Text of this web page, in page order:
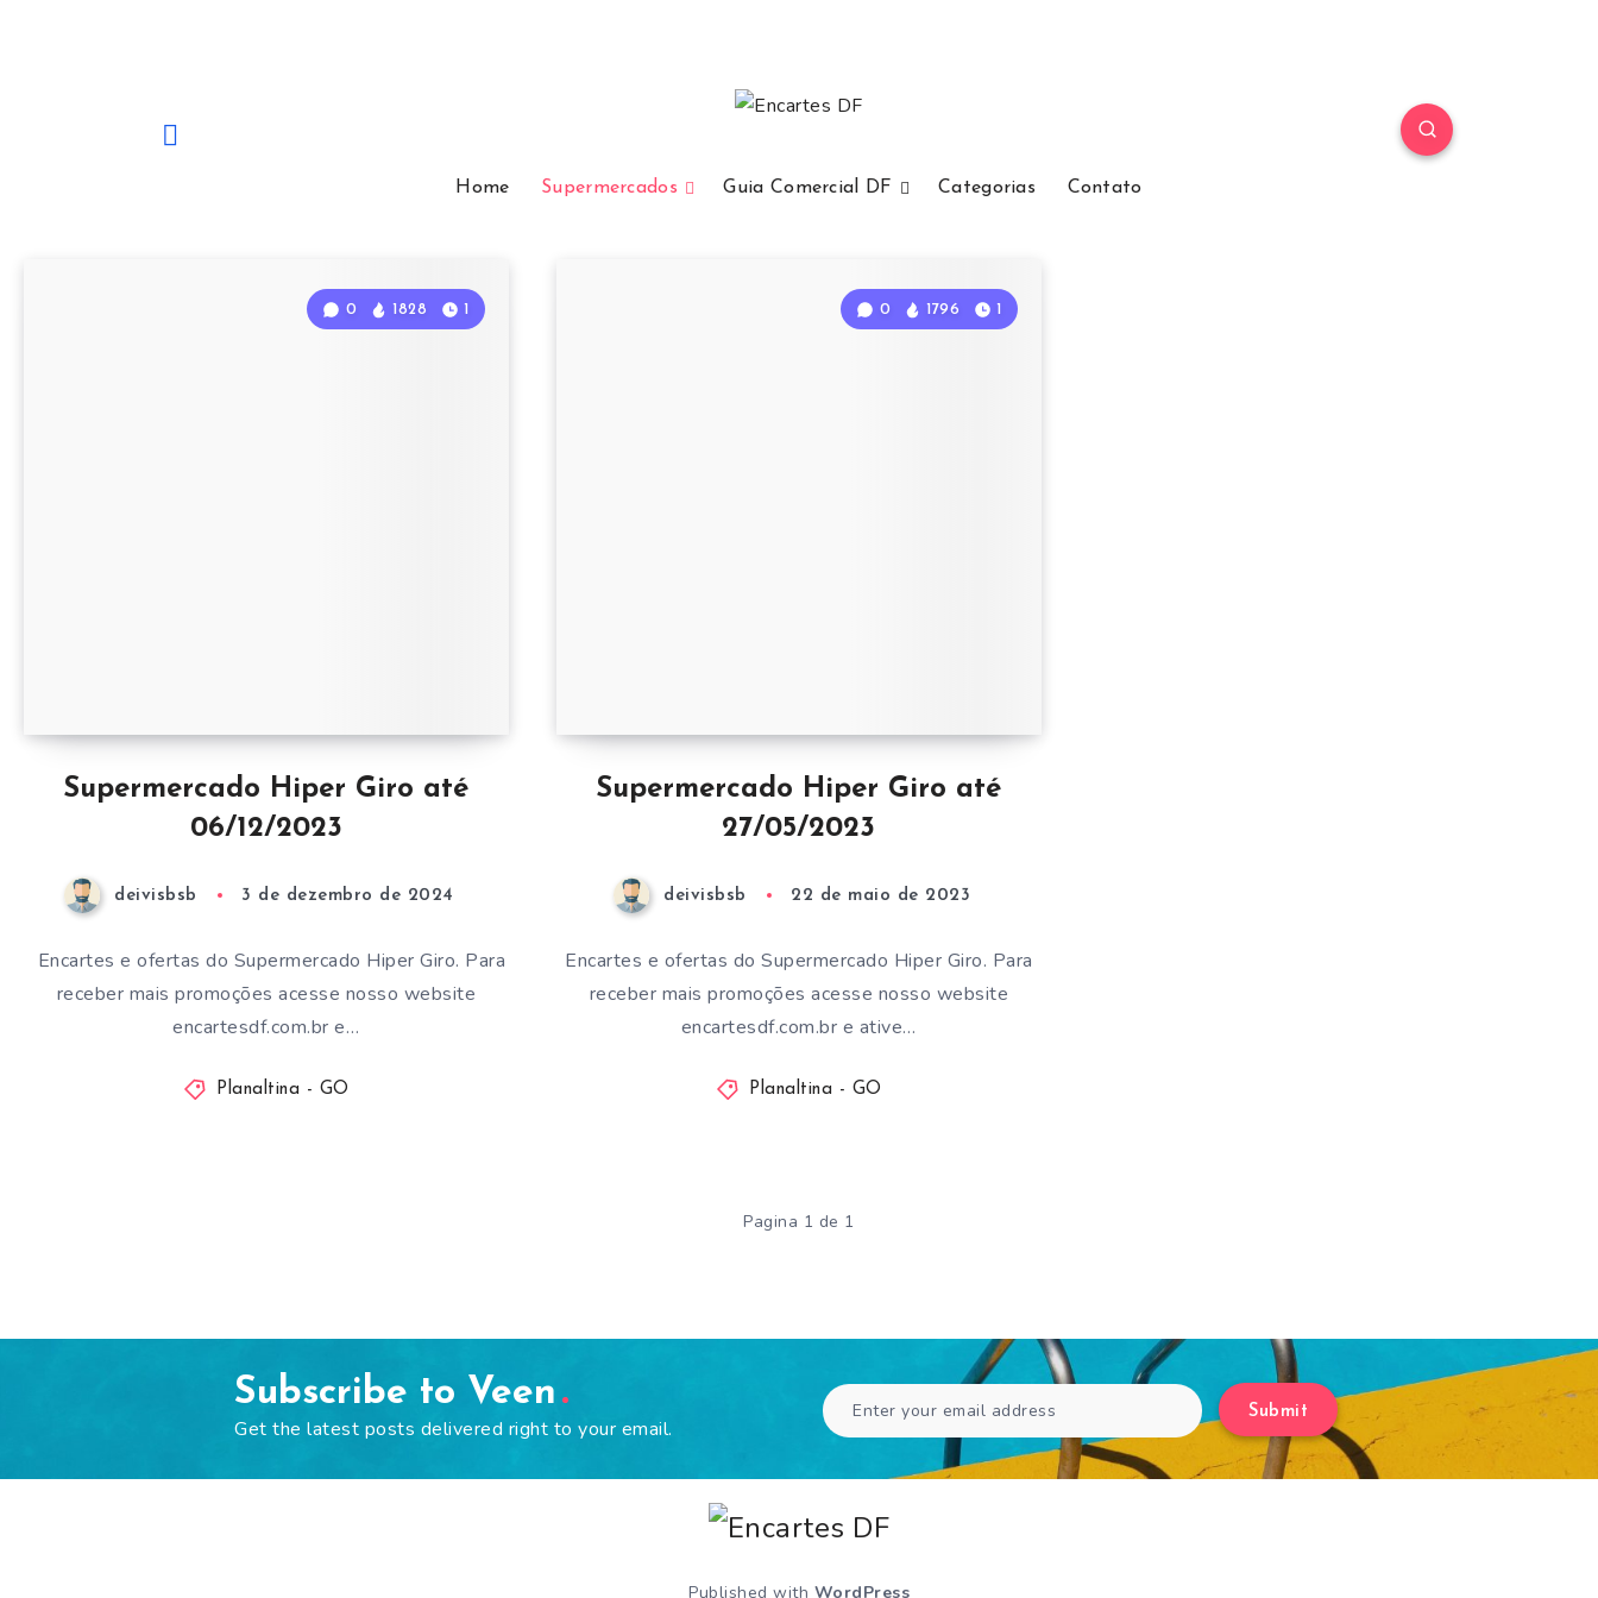
Home Supermercados Guia Comercial DF Categorias Contato
Supermercado Hiper Giro até
06/12/2023
0 1828 1
deivisbsb 3 de dezembro de 2024
Encartes e ofertas do Supermercado Hiper Giro. Para
receber mais promoções acesse nosso website
encartesdf.com.br e…
Planaltina - GO
Supermercado Hiper Giro até
27/05/2023
0 1796 1
deivisbsb 22 de maio de 2023
Encartes e ofertas do Supermercado Hiper Giro. Para
receber mais promoções acesse nosso website
encartesdf.com.br e ative…
Planaltina - GO
Pagina 1 de 1
Subscribe to Veen
Get the latest posts delivered right to your email.
Submit
Published with WordPress